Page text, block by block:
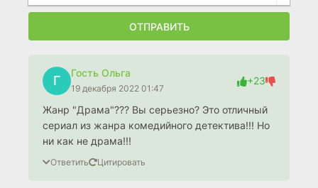
ОТПРАВИТЬ
Г
Гость Ольга
19 декабря 2022 01:47
+23
Жанр "Драма"??? Вы серьезно? Это отличный
сериал из жанра комедийного детектива!!! Но
ни как не драма!!!
Ответить Цитировать